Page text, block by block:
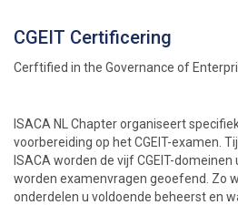
CGEIT Certificering
Cerftified in the Governance of
ISACA NL Chapter organiseert
voorbereiding op het CGEIT-examen.
ISACA worden de vijf CGEIT-
worden examenvragen geoefend. Zo
onderdelen u voldoende beheerst en